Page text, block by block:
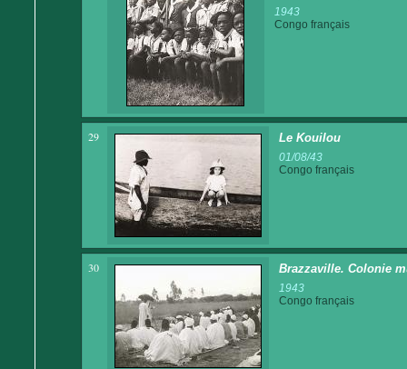
1943
Congo français
29 Le Kouilou
01/08/43
Congo français
30 Brazzaville. Colonie
1943
Congo français